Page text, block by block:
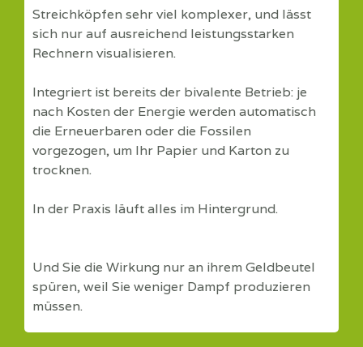
Streichköpfen sehr viel komplexer, und lässt
sich nur auf ausreichend leistungsstarken
Rechnern visualisieren.
Integriert ist bereits der bivalente Betrieb: je
nach Kosten der Energie werden automatisch
die Erneuerbaren oder die Fossilen
vorgezogen, um Ihr Papier und Karton zu
trocknen.
In der Praxis läuft alles im Hintergrund.
Und Sie die Wirkung nur an ihrem Geldbeutel
spüren, weil Sie weniger Dampf produzieren
müssen.